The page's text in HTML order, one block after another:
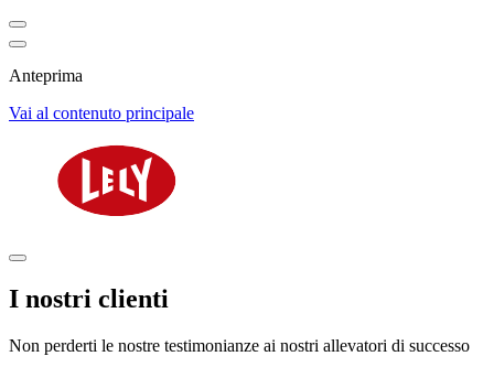
Anteprima
Vai al contenuto principale
I nostri clienti
Non perderti le nostre testimonianze ai nostri allevatori di successo